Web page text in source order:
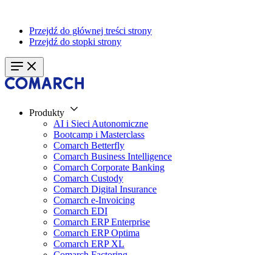
Przejdź do głównej treści strony
Przejdź do stopki strony
Produkty
AI i Sieci Autonomiczne
Bootcamp i Masterclass
Comarch Betterfly
Comarch Business Intelligence
Comarch Corporate Banking
Comarch Custody
Comarch Digital Insurance
Comarch e-Invoicing
Comarch EDI
Comarch ERP Enterprise
Comarch ERP Optima
Comarch ERP XL